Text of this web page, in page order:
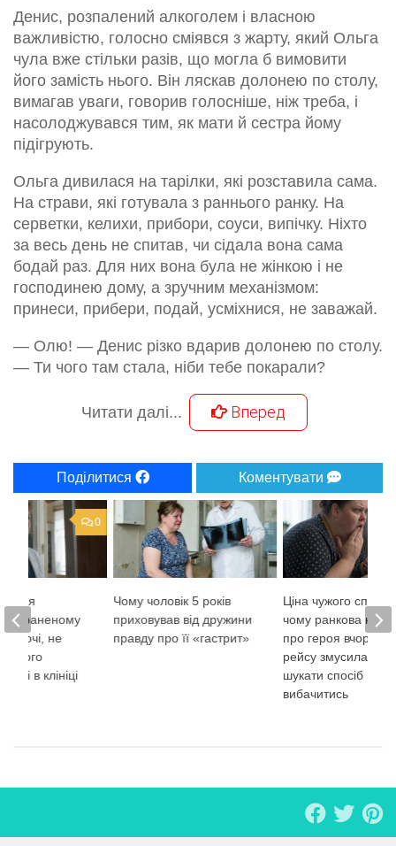
Денис, розпалений алкоголем і власною
важливістю, голосно сміявся з жарту, який Ольга
чула вже стільки разів, що могла б вимовити
його замість нього. Він ляскав долонею по столу,
вимагав уваги, говорив голосніше, ніж треба, і
насолоджувався тим, як мати й сестра йому
підігрують.
Ольга дивилася на тарілки, які розставила сама.
На страви, які готувала з раннього ранку. На
серветки, келихи, прибори, соуси, випічку. Ніхто
за весь день не спитав, чи сідала вона сама
бодай раз. Для них вона була не жінкою і не
господинею дому, а зручним механізмом:
принеси, прибери, подай, усміхнися, не заважай.
— Олю! — Денис різко вдарив долонею по столу.
— Ти чого там стала, ніби тебе покарали?
Читати далі... Вперед
Поділитися Коментувати
Чому чоловік 5 років
приховував від дружини
правду про її «гастрит»
Ціна чужого
чому ранкова
про героя
рейсу змусила
шукати спосіб
вибачитись
0
пораненому
вночі, не
кого
в клініці